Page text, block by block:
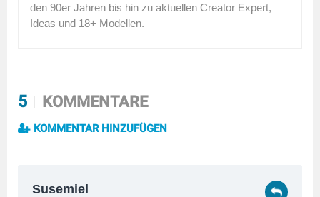
den 90er Jahren bis hin zu aktuellen Creator Expert,
Ideas und 18+ Modellen.
5 KOMMENTARE
KOMMENTAR HINZUFÜGEN
Susemiel